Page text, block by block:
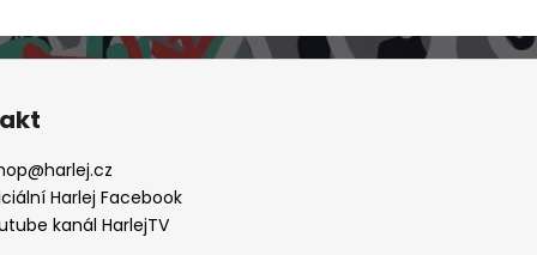
u
@harlej.cz
Harlej Facebook
kanál HarlejTV